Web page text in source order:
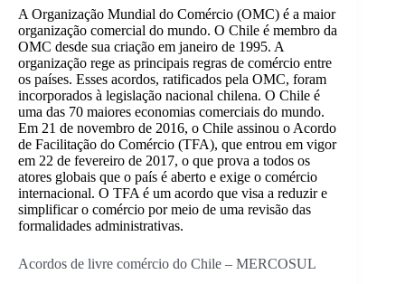
A Organização Mundial do Comércio (OMC) é a maior
organização comercial do mundo. O Chile é membro da
OMC desde sua criação em janeiro de 1995. A
organização rege as principais regras de comércio entre
os países. Esses acordos, ratificados pela OMC, foram
incorporados à legislação nacional chilena. O Chile é
uma das 70 maiores economias comerciais do mundo.
Em 21 de novembro de 2016, o Chile assinou o Acordo
de Facilitação do Comércio (TFA), que entrou em vigor
em 22 de fevereiro de 2017, o que prova a todos os
atores globais que o país é aberto e exige o comércio
internacional. O TFA é um acordo que visa a reduzir e
simplificar o comércio por meio de uma revisão das
formalidades administrativas.
Acordos de livre comércio do Chile – MERCOSUL